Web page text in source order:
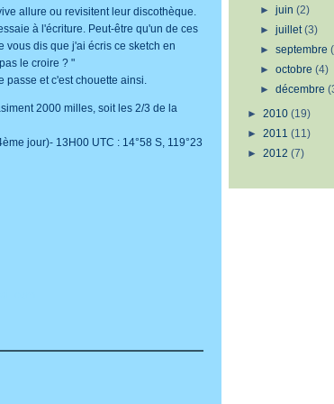
allure ou revisitent leur discothèque.
à l'écriture. Peut-être qu'un de ces
vous dis que j'ai écris ce sketch en
le croire ? "
passe et c'est chouette ainsi.
2000 milles, soit les 2/3 de la
jour)- 13H00 UTC : 14°58 S, 119°23
►juin(2)
►juillet(3)
►septembre
►octobre(4)
►décembre
► 2010 (19)
► 2011 (11)
► 2012 (7)